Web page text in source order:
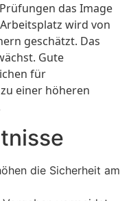
das Image
wird von
geschätzt. Das
Gute
für
einer höheren
die Sicherheit am